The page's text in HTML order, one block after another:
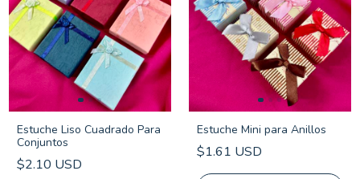
Estuche Liso Cuadrado Para
Conjuntos
$2.10 USD
Estuche Mini para Anillos
$1.61 USD